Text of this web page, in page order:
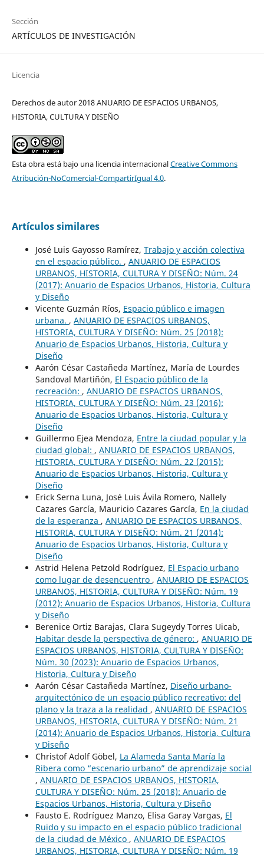
Sección
ARTÍCULOS DE INVESTIGACIÓN
Licencia
Derechos de autor 2018 ANUARIO DE ESPACIOS URBANOS,
HISTORIA, CULTURA Y DISEÑO
Esta obra está bajo una licencia internacionalCreative Commons
Atribución-NoComercial-CompartirIgual 4.0.
Artículos similares
José Luis Gayosso Ramírez, Trabajo y acción colectiva
en el espacio público. , ANUARIO DE ESPACIOS
URBANOS, HISTORIA, CULTURA Y DISEÑO: Núm. 24
(2017): Anuario de Espacios Urbanos, Historia, Cultura
y Diseño
Vicente Guzmán Ríos, Espacio público e imagen
urbana. , ANUARIO DE ESPACIOS URBANOS,
HISTORIA, CULTURA Y DISEÑO: Núm. 25 (2018):
Anuario de Espacios Urbanos, Historia, Cultura y
Diseño
Aarón César Castañeda Martínez, María de Lourdes
Sandoval Martiñón, El Espacio público de la
recreación: , ANUARIO DE ESPACIOS URBANOS,
HISTORIA, CULTURA Y DISEÑO: Núm. 23 (2016):
Anuario de Espacios Urbanos, Historia, Cultura y
Diseño
Guillermo Ejea Mendoza, Entre la ciudad popular y la
ciudad global: , ANUARIO DE ESPACIOS URBANOS,
HISTORIA, CULTURA Y DISEÑO: Núm. 22 (2015):
Anuario de Espacios Urbanos, Historia, Cultura y
Diseño
Erick Serna Luna, José Luis Ávila Romero, Nallely
Cazares García, Mauricio Cazares García, En la ciudad
de la esperanza , ANUARIO DE ESPACIOS URBANOS,
HISTORIA, CULTURA Y DISEÑO: Núm. 21 (2014):
Anuario de Espacios Urbanos, Historia, Cultura y
Diseño
Astrid Helena Petzold Rodríguez, El Espacio urbano
como lugar de desencuentro , ANUARIO DE ESPACIOS
URBANOS, HISTORIA, CULTURA Y DISEÑO: Núm. 19
(2012): Anuario de Espacios Urbanos, Historia, Cultura
y Diseño
Berenice Ortiz Barajas, Clara Sugeydy Torres Uicab,
Habitar desde la perspectiva de género: , ANUARIO DE
ESPACIOS URBANOS, HISTORIA, CULTURA Y DISEÑO:
Núm. 30 (2023): Anuario de Espacios Urbanos,
Historia, Cultura y Diseño
Aarón César Castañeda Martínez, Diseño urbano-
arquitectónico de un espacio público recreativo: del
plano y la traza a la realidad , ANUARIO DE ESPACIOS
URBANOS, HISTORIA, CULTURA Y DISEÑO: Núm. 21
(2014): Anuario de Espacios Urbanos, Historia, Cultura
y Diseño
Christof Adolf Göbel, La Alameda Santa María la
Ribera como “escenario urbano” de aprendizaje social
, ANUARIO DE ESPACIOS URBANOS, HISTORIA,
CULTURA Y DISEÑO: Núm. 25 (2018): Anuario de
Espacios Urbanos, Historia, Cultura y Diseño
Fausto E. Rodríguez Manzo, Elisa Garay Vargas, El
Ruido y su impacto en el espacio público tradicional
de la ciudad de México , ANUARIO DE ESPACIOS
URBANOS, HISTORIA, CULTURA Y DISEÑO: Núm. 19